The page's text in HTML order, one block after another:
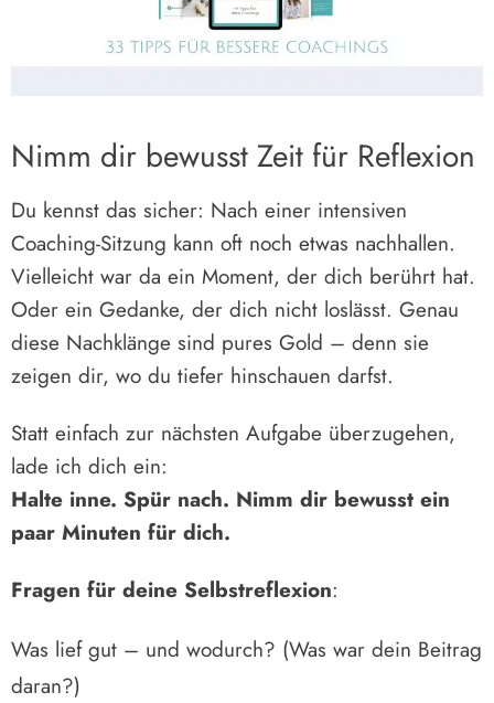
Nimm dir bewusst Zeit für Reflexion
Du kennst das sicher: Nach einer intensiven
Coaching-Sitzung kann oft noch etwas nachhallen.
Vielleicht war da ein Moment, der dich berührt hat.
Oder ein Gedanke, der dich nicht loslässt. Genau
diese Nachklänge sind pures Gold – denn sie
zeigen dir, wo du tiefer hinschauen darfst.
Statt einfach zur nächsten Aufgabe überzugehen,
lade ich dich ein:
Halte inne. Spür nach. Nimm dir bewusst ein
paar Minuten für dich.
Fragen für deine Selbstreflexion:
Was lief gut – und wodurch? (Was war dein Beitrag
daran?)